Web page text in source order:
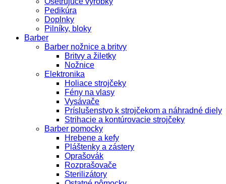
Pedikúra
Doplnky
Pilníky, bloky
Barber
Barber nožnice a britvy
Britvy a žiletky
Nožnice
Elektronika
Holiace strojčeky
Fény na vlasy
Vysávače
Príslušenstvo k strojčekom a náhradné diely
Strihacie a kontúrovacie strojčeky
Barber pomocky
Hrebene a kefy
Pláštenky a zástery
Oprašovák
Rozprašovače
Sterilizátory